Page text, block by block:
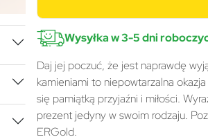
Wysyłka w 3-5 dni
Daj jej poczuć, że jest naprawdę
kamieniami to niepowtarzalna
się pamiątką przyjaźni i miłości.
prezent jedyny w swoim rodzaju.
ERGold.